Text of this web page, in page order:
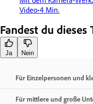
Video 4 Min.
Fandest du
Ja Nein
Für Einzelpersonen und
Für mittlere und große